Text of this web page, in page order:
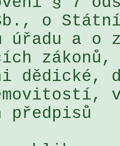
o
úřadu a o
dědické,
předpisů